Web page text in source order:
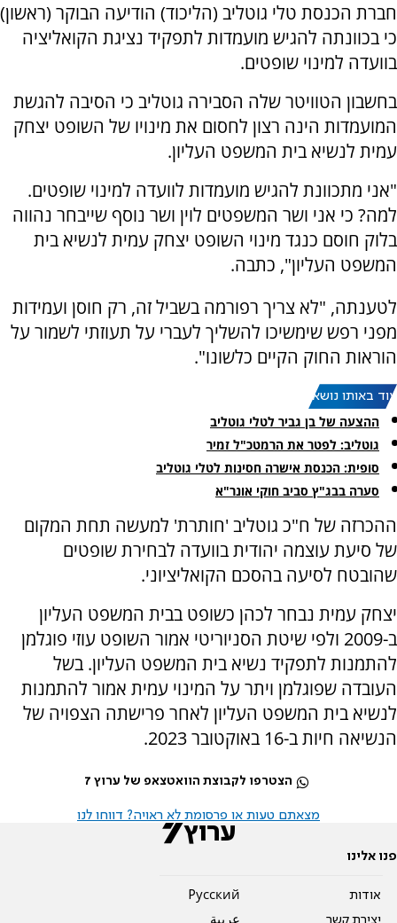
חברת הכנסת טלי גוטליב (הליכוד) הודיעה הבוקר (ראשון)
כי בכוונתה להגיש מועמדות לתפקיד נציגת הקואליציה
בוועדה למינוי שופטים.
בחשבון הטוויטר שלה הסבירה גוטליב כי הסיבה להגשת
המועמדות הינה רצון לחסום את מינויו של השופט יצחק
עמית לנשיא בית המשפט העליון.
"אני מתכוונת להגיש מועמדות לוועדה למינוי שופטים.
למה? כי אני ושר המשפטים לוין ושר נוסף שייבחר נהווה
בלוק חוסם כנגד מינוי השופט יצחק עמית לנשיא בית
המשפט העליון", כתבה.
לטענתה, "לא צריך רפורמה בשביל זה, רק חוסן ועמידות
מפני רפש שימשיכו להשליך לעברי על תעוזתי לשמור על
הוראות החוק הקיים כלשונו".
עוד באותו נושא:
ההצעה של בן גביר לטלי גוטליב
גוטליב: לפטר את הרמטכ"ל זמיר
סופית: הכנסת אישרה חסינות לטלי גוטליב
סערה בבג"ץ סביב חוקי אונר"א
ההכרזה של ח"כ גוטליב 'חותרת' למעשה תחת המקום
של סיעת עוצמה יהודית בוועדה לבחירת שופטים
שהובטח לסיעה בהסכם הקואליציוני.
יצחק עמית נבחר לכהן כשופט בבית המשפט העליון
ב-2009 ולפי שיטת הסניוריטי אמור השופט עוזי פוגלמן
להתמנות לתפקיד נשיא בית המשפט העליון. בשל
העובדה שפוגלמן ויתר על המינוי עמית אמור להתמנות
לנשיא בית המשפט העליון לאחר פרישתה הצפויה של
הנשיאה חיות ב-16 באוקטובר 2023.
הצטרפו לקבוצת הוואטצאפ של ערוץ 7
מצאתם טעות או פרסומת לא ראויה? דווחו לנו
פנו אלינו
אודות
יצירת קשר
Pусский
عربية